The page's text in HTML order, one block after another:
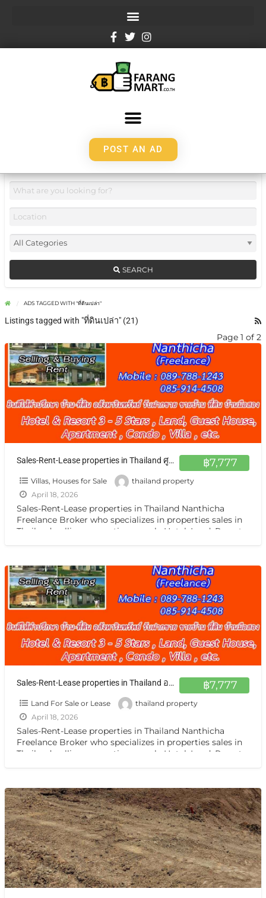
POST AN AD
SEARCH
ADS TAGGED WITH "ที่ดินเปล่า"
Listings tagged with "ที่ดินเปล่า" (21)
Page 1 of 2
฿7,777
Sales-Rent-Lease properties in Thailand ศูนย์กลาง ฝากขาย เช่า บ้าน ตึกแถว ที่ดิน กิจการ กรุงเทพ หรือต่างจังหวัดแหล่งน่าสนใจ
Villas, Houses for Sale
thailand property
April 18, 2026
Sales-Rent-Lease properties in Thailand Nanthicha
Freelance Broker who specializes in properties sales in
Thailand. selling properties namely Hotel ,Land, Resort,
฿7,777
Sales-Rent-Lease properties in Thailand อสังหาฯ ทั่วไทย รับฝากฝากขาย เช่า บ้าน ตึกแถว ที่ดิน กิจการ กรุงเทพ หรือต่างจังหวัดแหล่งน่าสนใจ
Land For Sale or Lease
thailand property
April 18, 2026
Sales-Rent-Lease properties in Thailand Nanthicha
Freelance Broker who specializes in properties sales in
Thailand. selling properties namely Hotel ,Land, Resort,